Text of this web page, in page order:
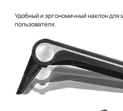
Удобный и эргономичный наклон для
пользователя.